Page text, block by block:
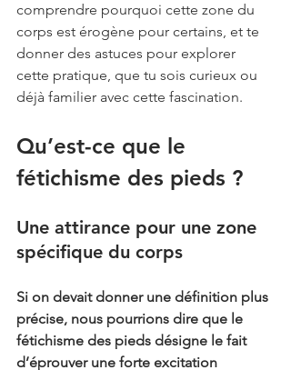
comprendre pourquoi cette zone du
corps est érogène pour certains, et te
donner des astuces pour explorer
cette pratique, que tu sois curieux ou
déjà familier avec cette fascination.
Qu’est-ce que le
fétichisme des pieds ?
Une attirance pour une zone
spécifique du corps
Si on devait donner une définition plus
précise, nous pourrions dire que le
fétichisme des pieds désigne le fait
d’éprouver une forte excitation